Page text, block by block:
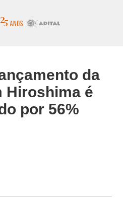
da
Hiroshima é
por 56%